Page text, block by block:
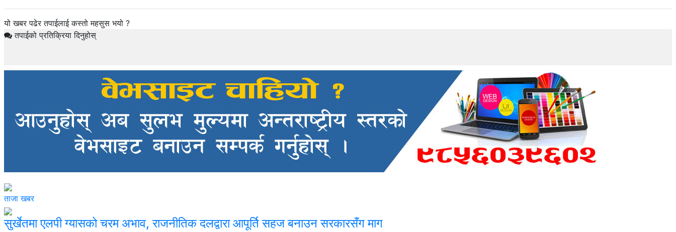
यो खबर पढेर तपाईलाई कस्तो महसुस भयो ?
तपाईको प्रतिक्रिया दिनुहोस्
ताजा खबर
सुर्खेतमा एलपी ग्यासको चरम अभाव, राजनीतिक दलद्वारा आपूर्ति सहज बनाउन सरकारसँग माग